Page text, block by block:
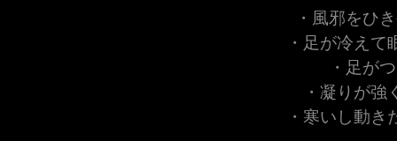
・風邪をひ
・足が冷えて
・足が
・凝りが強
・寒いし動き